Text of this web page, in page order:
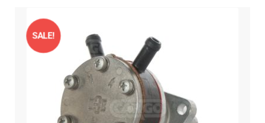
Techniek Blog
Nederlands
SALE!